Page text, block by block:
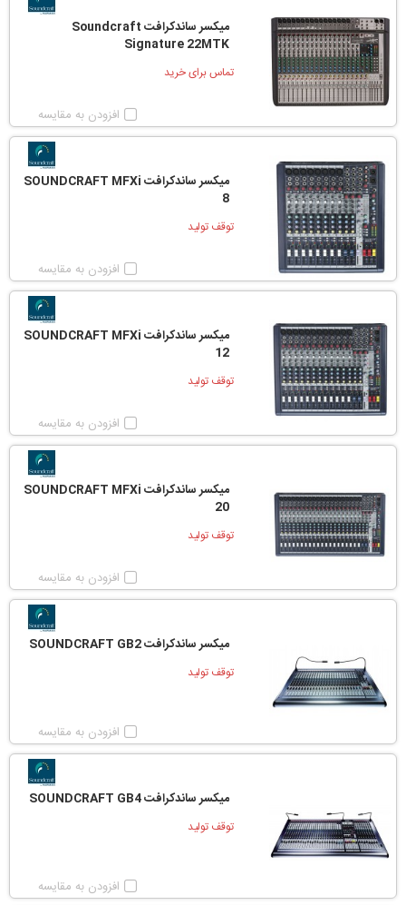
میکسر ساندکرافت Soundcraft
Signature 22MTK
تماس برای خرید
افزودن به مقایسه
میکسر ساندکرافت SOUNDCRAFT MFXi
8
توقف تولید
افزودن به مقایسه
میکسر ساندکرافت SOUNDCRAFT MFXi
12
توقف تولید
افزودن به مقایسه
میکسر ساندکرافت SOUNDCRAFT MFXi
20
توقف تولید
افزودن به مقایسه
میکسر ساندکرافت SOUNDCRAFT GB2
توقف تولید
افزودن به مقایسه
میکسر ساندکرافت SOUNDCRAFT GB4
توقف تولید
افزودن به مقایسه